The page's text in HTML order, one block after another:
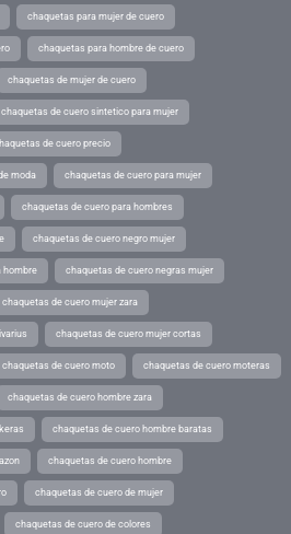
chaquetas para mujer de cuero
chaquetas para hombre de cuero
chaquetas de mujer de cuero
chaquetas de cuero sintetico para mujer
de cuero precio
moda chaquetas de cuero para mujer
chaquetas de cuero para hombres
chaquetas de cuero negro mujer
hombre chaquetas de cuero negras mujer
chaquetas de cuero mujer zara
chaquetas de cuero mujer cortas
chaquetas de cuero moto chaquetas de cuero moteras
chaquetas de cuero hombre zara
chaquetas de cuero hombre baratas
chaquetas de cuero hombre
chaquetas de cuero de mujer
chaquetas de cuero de colores